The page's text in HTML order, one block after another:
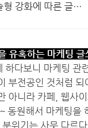
강화에 따른 글쓰
유혹하는 마케팅 글
하다보니 마케팅 관
부전공인 것처럼
아니라 카페, 웹사
동원해서 마케팅을
위기는 사뭇 다르